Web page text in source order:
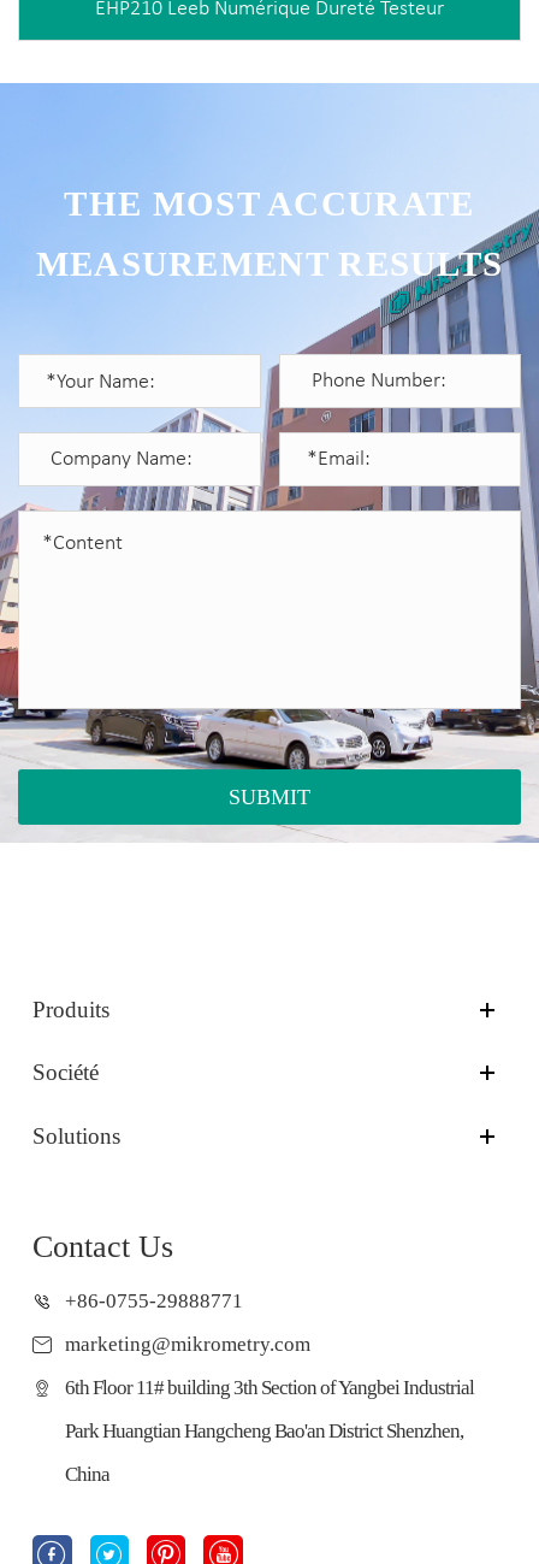
EHP210 Leeb Numérique Dureté Testeur
THE MOST ACCURATE
MEASUREMENT RESULTS
SUBMIT
Produits
Société
Solutions
Contact Us
+86-0755-29888771
marketing@mikrometry.com
6th Floor 11# building 3th Section of Yangbei Industrial
Park Huangtian Hangcheng Bao'an District Shenzhen,
China
   